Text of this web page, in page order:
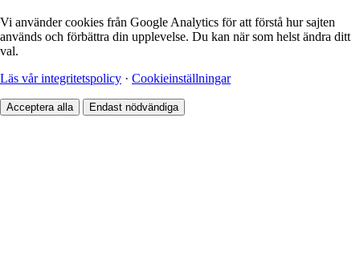
Vi använder cookies från Google Analytics för att förstå hur sajten
används och förbättra din upplevelse. Du kan när som helst ändra ditt
val.
Läs vår integritetspolicy · Cookieinställningar
Acceptera alla Endast nödvändiga